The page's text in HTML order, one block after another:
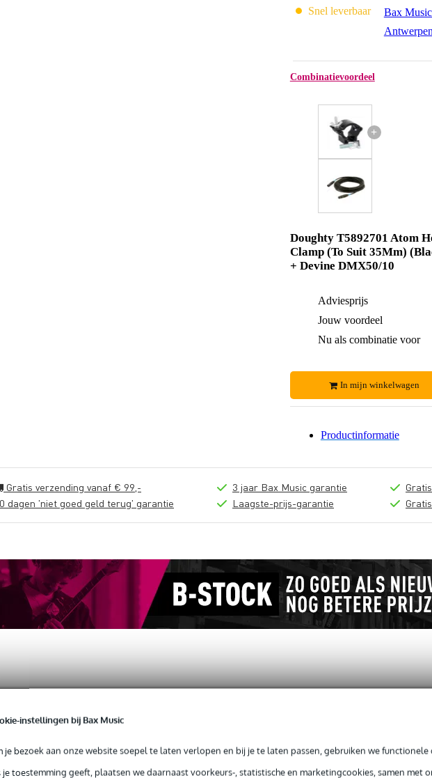
instellingen bij Bax Music
je bezoek aan onze website soepel te laten verlopen en bij je te laten passen, gebruiken we functionele
je toestemming geeft, plaatsen we daarnaast voorkeurs-, statistische en marketingcookies, samen met
Snel leverbaar
Bax
Antwerpen
Combinatievoordeel
+
Doughty T5892701 Atom
Clamp (To Suit 35Mm)
+ Devine DMX50/10
Adviesprijs
Jouw voordeel
Nu als combinatie voor
In mijn winkelwagen
Productinformatie
Gratis verzending vanaf € 99,-
dagen 'niet goed geld terug' garantie
3 jaar Bax Music garantie
Laagste-prijs-garantie
Atom Hook Clamp (To Suit 35mm) (Black)